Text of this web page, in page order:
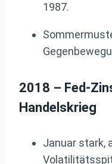
1987.
2018 – Fed-
Handelskrieg
Januar stark,